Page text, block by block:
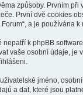
způsoby. Prvním při
První dvě cookies
a je používána
k phpBB
vaše osobní údaje, je
jméno,
a dat, které jsou